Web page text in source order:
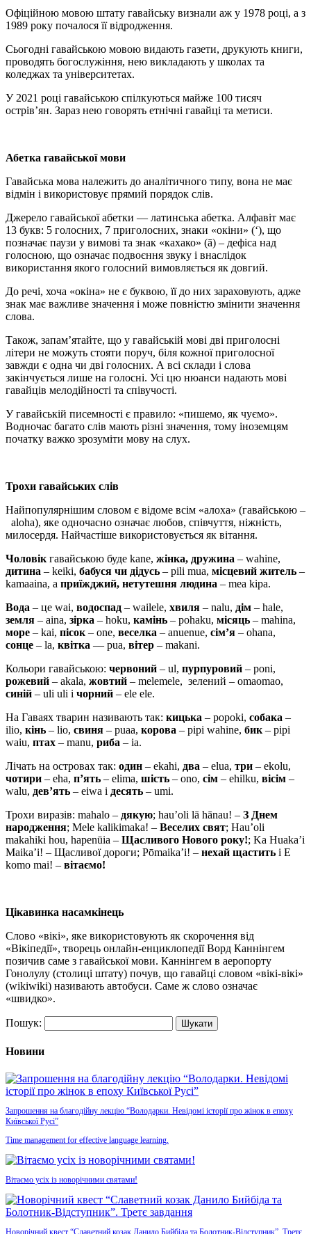
Офіційною мовою штату гавайську визнали аж у 1978 році, а з
1989 року почалося її відродження.
Сьогодні гавайською мовою видають газети, друкують книги,
проводять богослужіння, нею викладають у школах та
коледжах та університетах.
У 2021 році гавайською спілкуються майже 100 тисяч
острів’ян. Зараз нею говорять етнічні гавайці та метиси.
Абетка гавайської мови
Гавайська мова належить до аналітичного типу, вона не має
відмін і використовує прямий порядок слів.
Джерело гавайської абетки — латинська абетка. Алфавіт має
13 букв: 5 голосних, 7 приголосних, знаки «окіни» (‘), що
позначає паузи у вимові та знак «кахако» (ā) – дефіса над
голосною, що означає подвоєння звуку і внаслідок
використання якого голосний вимовляється як довгий.
До речі, хоча «окіна» не є буквою, її до них зараховують, адже
знак має важливе значення і може повністю змінити значення
слова.
Також, запам’ятайте, що у гавайській мові дві приголосні
літери не можуть стояти поруч, біля кожної приголосної
завжди є одна чи дві голосних. А всі склади і слова
закінчується лише на голосні. Усі цю нюанси надають мові
гавайців мелодійності та співучості.
У гавайській писемності є правило: «пишемо, як чуємо».
Водночас багато слів мають різні значення, тому іноземцям
початку важко зрозуміти мову на слух.
Трохи гавайських слів
Найпопулярнішим словом є відоме всім «алоха» (гавайською –
aloha), яке одночасно означає любов, співчуття, ніжність,
милосердя. Найчастіше використовується як вітання.
Чоловік гавайською буде kane, жінка, дружина – wahine,
дитина – keiki, бабуся чи дідусь – pili mua, місцевий житель –
kamaaina, а приїжджий, нетутешня людина – mea kipa.
Вода – це wai, водоспад – wailele, хвиля – nalu, дім – hale,
земля – aina, зірка – hoku, камінь – pohaku, місяць – mahina,
море – kai, пісок – one, веселка – anuenue, сім’я – ohana,
сонце – la, квітка –– pua, вітер – makani.
Кольори гавайською: червоний – ul, пурпуровий – poni,
рожевий – akala, жовтий – melemele, зелений – omaomao,
синій – uli uli і чорний – ele ele.
На Гаваях тварин називають так: кицька – popoki, собака –
ilio, кінь – lio, свиня – puaa, корова – pipi wahine, бик – pipi
waiu, птах – manu, риба – ia.
Лічать на островах так: один – ekahi, два – elua, три – ekolu,
чотири – eha, п’ять – elima, шість – ono, сім – ehilku, вісім –
walu, дев’ять – eiwa і десять – umi.
Трохи виразів: mahalo – дякую; hau’oli lā hānau! – З Днем
народження; Mele kalikimaka! – Веселих свят; Hau’oli
makahiki hou, hapenūia – Щасливого Нового року!; Ka Huaka’i
Maika’i! – Щасливої дороги; Pōmaika’i! – нехай щастить і E
komo mai! – вітаємо!
Цікавинка насамкінець
Слово «вікі», яке використовують як скорочення від
«Вікіпедії», творець онлайн-енциклопедії Ворд Каннінгем
позичив саме з гавайської мови. Каннінгем в аеропорту
Гонолулу (столиці штату) почув, що гавайці словом «вікі-вікі»
(wikiwiki) називають автобуси. Саме ж слово означає
«швидко».
Пошук:
Новини
Запрошення на благодійну лекцію “Володарки. Невідомі історії про жінок в епоху
Київської Русі”
Time management for effective language learning.
Вітаємо усіх із новорічними святами!